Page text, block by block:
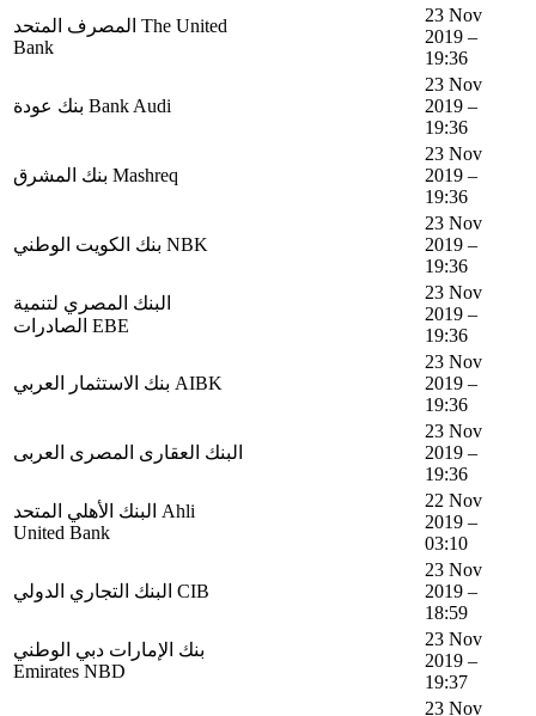
المصرف المتحد The United
Bank
23 Nov
2019 –
19:36
بنك عودة Bank Audi
23 Nov
2019 –
19:36
بنك المشرق Mashreq
23 Nov
2019 –
19:36
بنك الكويت الوطني NBK
23 Nov
2019 –
19:36
البنك المصري لتنمية
الصادرات EBE
23 Nov
2019 –
19:36
بنك الاستثمار العربي AIBK
23 Nov
2019 –
19:36
البنك العقارى المصرى العربى
23 Nov
2019 –
19:36
البنك الأهلي المتحد Ahli
United Bank
22 Nov
2019 –
03:10
البنك التجاري الدولي CIB
23 Nov
2019 –
18:59
بنك الإمارات دبي الوطني
Emirates NBD
23 Nov
2019 –
19:37
23 Nov